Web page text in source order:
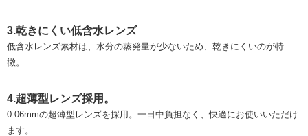
3.乾きにくい低含水レンズ
低含水レンズ素材は、水分の蒸発量が少ないため、乾きにくいのが特
徴。
4.超薄型レンズ採用。
0.06mmの超薄型レンズを採用。一日中負担なく、快適にお使いいただけ
ます。